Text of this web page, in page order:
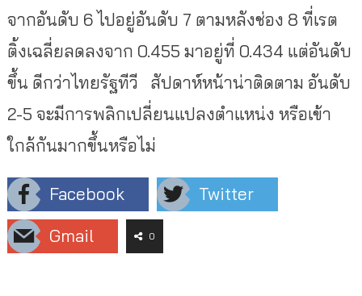
จากอันดับ 6 ไปอยู่อันดับ 7 ตามหลังช่อง 8 ที่เรต
ติ้งเฉลี่ยลดลงจาก 0.455 มาอยู่ที่ 0.434 แต่อันดับ
ขึ้น ดีกว่าไทยรัฐทีวี สัปดาห์หน้าน่าติดตาม อันดับ
2-5 จะมีการพลิกเปลี่ยนแปลงตำแหน่ง หรือเข้า
ใกล้กันมากขึ้นหรือไม่
Facebook
Twitter
Gmail
0